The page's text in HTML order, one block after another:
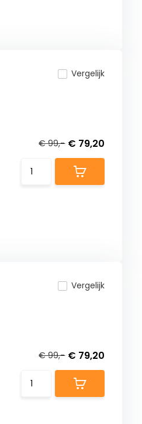
Vergelijk
€ 99,- € 79,20
Vergelijk
€ 99,- € 79,20